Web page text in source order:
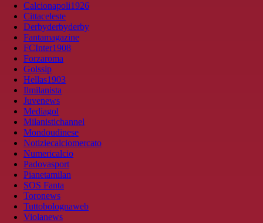
Calcionapoli1926
Cittaceleste
Derbyderbyderby
Fantamagazine
FCInter1908
Forzaroma
Golssip
Hellas1903
Ilmilanista
Juvenews
Mediagol
Milanistichannel
Mondoudinese
Notiziecalciomercato
Numericalcio
Padovasport
Pianetamilan
SOS Fanta
Toronews
Tuttobolognaweb
Violanews